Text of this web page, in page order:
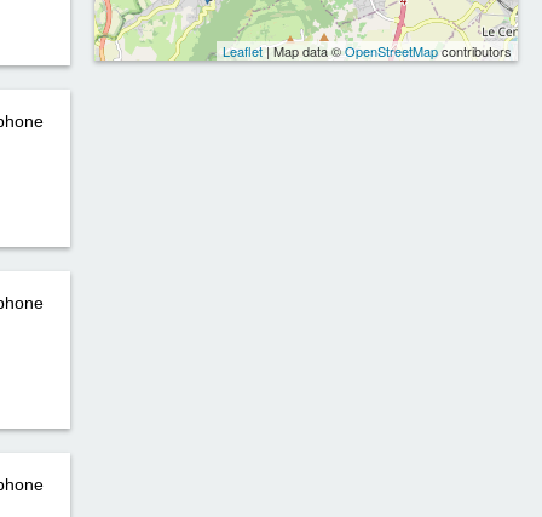
Leaflet| Map data ©OpenStreetMapcontributors